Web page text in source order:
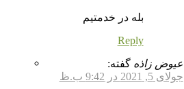
بله در خدمتیم
Reply
عیوض زاذه گفته:
جولای 5, 2021 در 9:42 ب.ظ